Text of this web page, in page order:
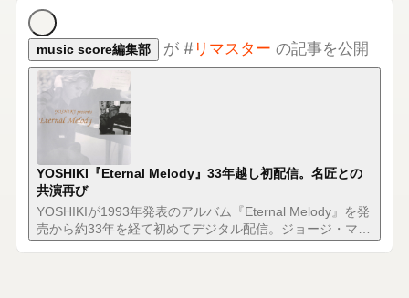
music score編集部
YOSHIKI『Eternal Melody』33年越し初配信。名匠との
YOSHIKIが1993年発表のアルバム『Eternal Melody』を発
売から約33年を経て初めてデジタル配信。ジョージ・マー
ティン×ロンドン・フィルの名演がリマスターでよみがえ
る。